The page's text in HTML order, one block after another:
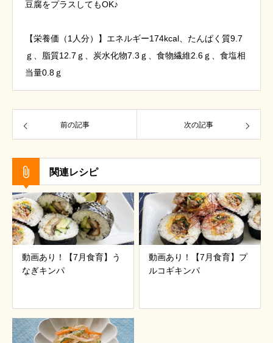
豆腐をプラスしてもOK♪
【栄養価（1人分）】エネルギー174kcal、たんぱく質9.7
ｇ、脂質12.7ｇ、炭水化物7.3ｇ、食物繊維2.6ｇ、食塩相
当量0.8ｇ
前の記事 次の記事
関連レシピ
動画あり！【7月食育】う
なぎキンパ
動画あり！【7月食育】プ
ルコギキンパ